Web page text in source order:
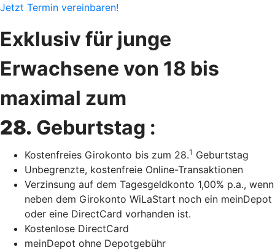
Jetzt Termin vereinbaren!
Exklusiv für junge
Erwachsene von 18 bis
maximal zum
28. Geburtstag :
Kostenfreies Girokonto bis zum 28.1 Geburtstag
Unbegrenzte, kostenfreie Online-Transaktionen
Verzinsung auf dem Tagesgeldkonto 1,00% p.a., wenn
neben dem Girokonto WiLaStart noch ein meinDepot
oder eine DirectCard vorhanden ist.
Kostenlose DirectCard
meinDepot ohne Depotgebühr